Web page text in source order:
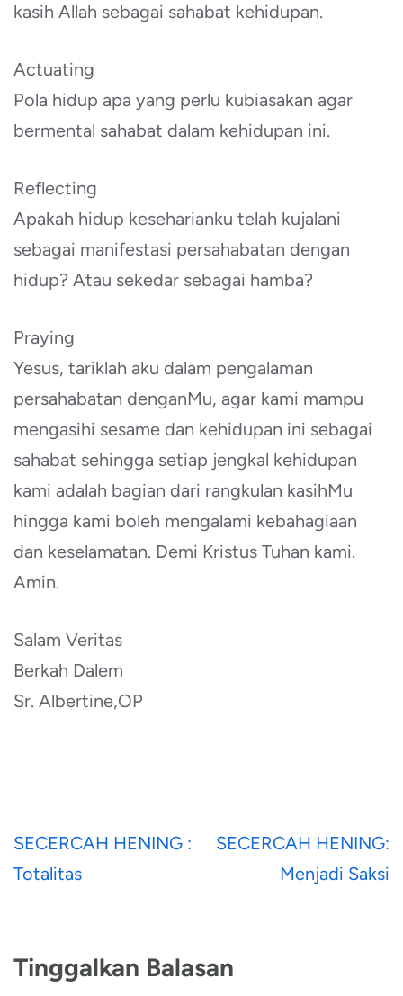
kasih Allah sebagai sahabat kehidupan.
Actuating
Pola hidup apa yang perlu kubiasakan agar
bermental sahabat dalam kehidupan ini.
Reflecting
Apakah hidup keseharianku telah kujalani
sebagai manifestasi persahabatan dengan
hidup? Atau sekedar sebagai hamba?
Praying
Yesus, tariklah aku dalam pengalaman
persahabatan denganMu, agar kami mampu
mengasihi sesame dan kehidupan ini sebagai
sahabat sehingga setiap jengkal kehidupan
kami adalah bagian dari rangkulan kasihMu
hingga kami boleh mengalami kebahagiaan
dan keselamatan. Demi Kristus Tuhan kami.
Amin.
Salam Veritas
Berkah Dalem
Sr. Albertine,OP
Navigasi
pos
SECERCAH HENING :
Totalitas
SECERCAH HENING:
Menjadi Saksi
Tinggalkan Balasan